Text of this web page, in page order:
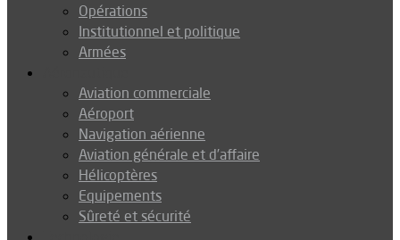
Opérations
Institutionnel et politique
Armées
Aviation commerciale
Aéroport
Navigation aérienne
Aviation générale et d’affaire
Hélicoptères
Equipements
Sûreté et sécurité